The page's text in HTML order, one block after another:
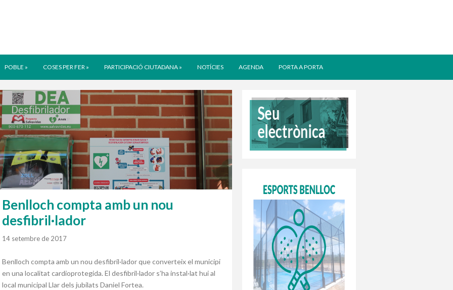
POBLE » COSES PER FER » PARTICIPACIÓ CIUTADANA » NOTÍCIES AGENDA PORTA A PORTA
Benlloch compta amb un nou
desfibril·lador
14 setembre de 2017
Benlloch compta amb un nou desfibril·lador que converteix el municipi
en una localitat cardioprotegida. El desfibril·lador s’ha instal·lat hui al
local municipal Llar dels jubilats DanielFortea.